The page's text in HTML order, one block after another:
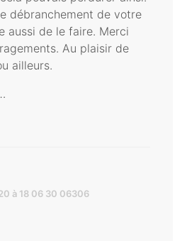
débranchement de votre
aussi de le faire. Merci
Au plaisir de
ailleurs.
à 18 06 30 06306